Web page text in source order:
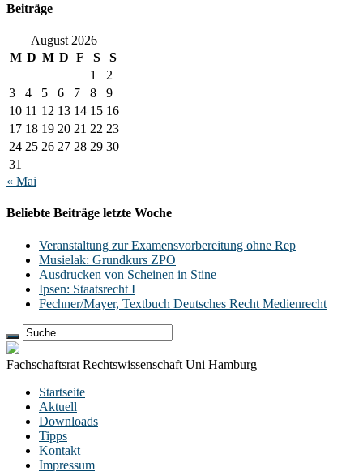
Beiträge
August 2026
M D M D F S
S
1
2
3
4 5 6 7 8
9
10 11 12 13 14 15 16
17 18 19 20 21 22 23
24 25 26 27 28 29 30
31
« Mai
Beliebte Beiträge letzte Woche
Veranstaltung zur Examensvorbereitung ohne Rep
Musielak: Grundkurs ZPO
Ausdrucken von Scheinen in Stine
Ipsen: Staatsrecht I
Fechner/Mayer, Textbuch Deutsches Recht Medienrecht
Fachschaftsrat Rechtswissenschaft Uni Hamburg
Startseite
Aktuell
Downloads
Tipps
Kontakt
Impressum